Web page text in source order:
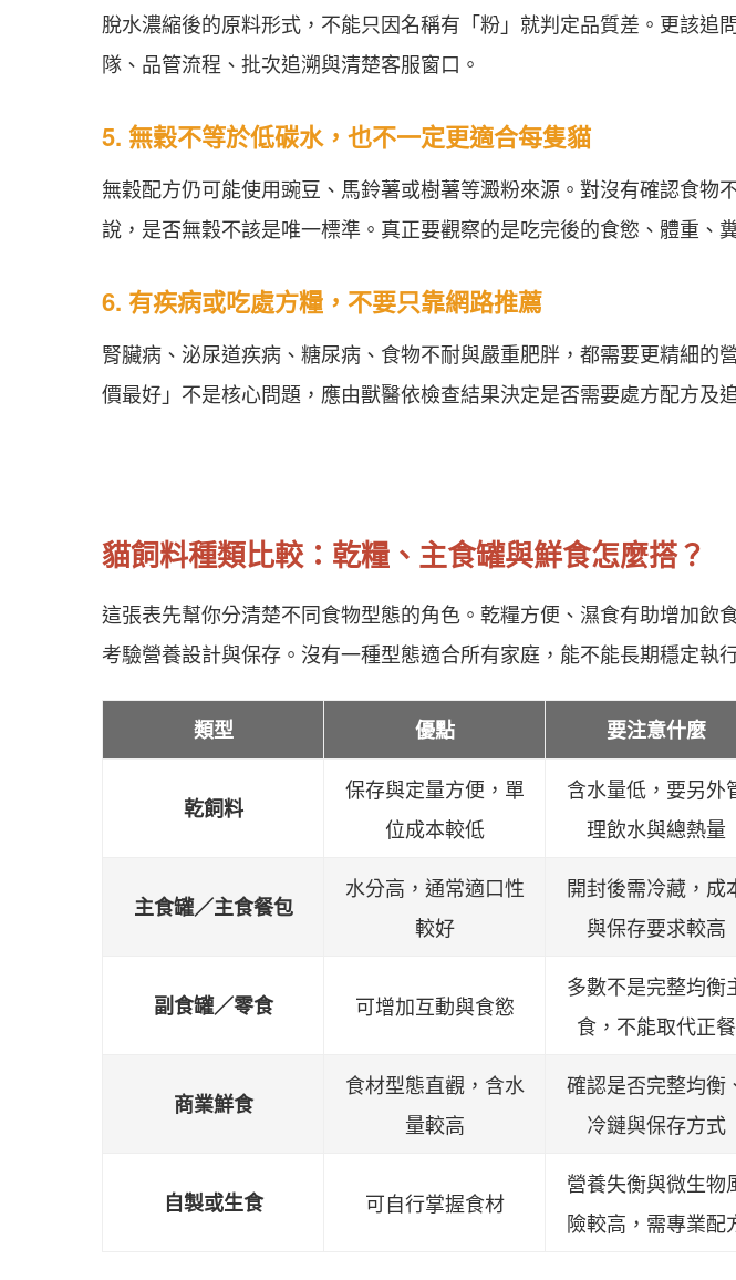
脫水濃縮後的原料形式，不能只因名稱有「粉」就判定品質差。更該追
隊、品管流程、批次追溯與清楚客服窗口。
5. 無穀不等於低碳水，也不一定更適合每隻貓
無穀配方仍可能使用豌豆、馬鈴薯或樹薯等澱粉來源。對沒有確認食物
說，是否無穀不該是唯一標準。真正要觀察的是吃完後的食慾、體重、
6. 有疾病或吃處方糧，不要只靠網路推薦
腎臟病、泌尿道疾病、糖尿病、食物不耐與嚴重肥胖，都需要更精細的
價最好」不是核心問題，應由獸醫依檢查結果決定是否需要處方配方及
貓飼料種類比較：乾糧、主食罐與鮮食怎麼搭？
這張表先幫你分清楚不同食物型態的角色。乾糧方便、濕食有助增加飲
考驗營養設計與保存。沒有一種型態適合所有家庭，能不能長期穩定執
類型 優點 要注意什麼
乾飼料
保存與定量方便，單
位成本較低
含水量低，要另外
理飲水與總熱量
主食罐／主食餐包
水分高，通常適口性
較好
開封後需冷藏，成
與保存要求較高
副食罐／零食 可增加互動與食慾
多數不是完整均衡
食，不能取代正餐
商業鮮食
食材型態直觀，含水
量較高
確認是否完整均衡
冷鏈與保存方式
自製或生食 可自行掌握食材
營養失衡與微生物
險較高，需專業配